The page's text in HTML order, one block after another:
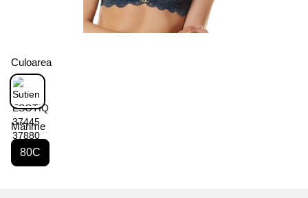
Culoarea
Mărime
80C